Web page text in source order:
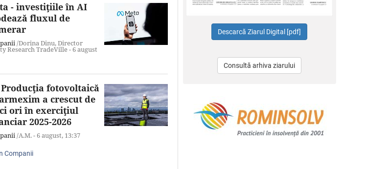
- investiţiile în AI
fluxul de
/Dorina Dinu, Director
Research TradeVille -6 august
Producţia fotovoltaică
a crescut de
ori în exerciţiul
2025-2026
/A.M. -6 august, 13:37
Companii
Consultă arhiva ziarului